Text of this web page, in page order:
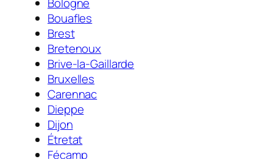
Bologne
Bouafles
Brest
Bretenoux
Brive-la-Gaillarde
Bruxelles
Carennac
Dieppe
Dijon
Étretat
Fécamp